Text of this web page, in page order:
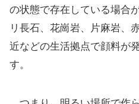
の状態で存在している場合
リ長石、花崗岩、片麻岩、
近などの生活拠点で顔料が
す。